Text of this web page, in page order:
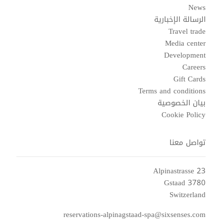
News
الرسالة الإخبارية
Travel trade
Media center
Development
Careers
Gift Cards
Terms and conditions
بيان الخصوصية
Cookie Policy
تواصل معنا
Alpinastrasse 23
3780 Gstaad
Switzerland
reservations-alpinagstaad-spa@sixsenses.com